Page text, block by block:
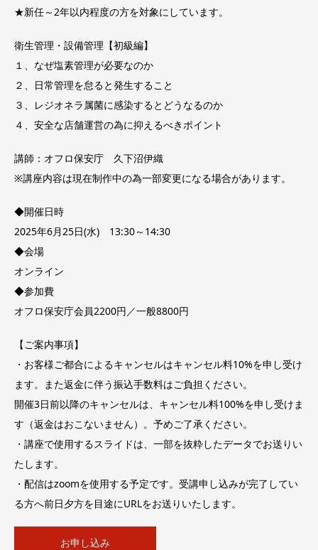
★新任～2年以内程度の方を対象にしています。
衛生管理・設備管理【初級編】
１、なぜ塩素管理が必要なのか
２、日常管理を怠ると発生すること
３、レジオネラ属菌に感染するとどうなるのか
４、安全な店舗運営の為に抑えるべきポイント
講師：オフロ保安庁 久下沼伊織
※講座内容は現在制作中の為一部変更になる場合があります。
◆開催日時
2025年6月25日(水) 13:30～14:30
◆会場
オンライン
◆参加費
オフロ保安庁会員2200円／一般8800円
【ご案内事項】
・お客様ご都合によるキャンセルはキャンセル料10%を申し受け
ます。また返金に伴う振込手数料はご負担ください。
開催3日前以降のキャンセルは、キャンセル料100%を申し受けま
す（返金はおこないません）。予めご了承ください。
・講座で使用するスライドは、一部を抜粋したデータでお送りい
たします。
・配信はzoomを使用する予定です。受講申し込みが完了してい
る方へ前日夕方を目途にURLをお送りいたします。
お申し込み